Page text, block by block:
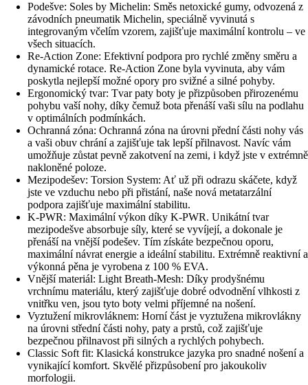
Podešve: Soles by Michelin: Směs netoxické gumy, odvozená z
závodních pneumatik Michelin, speciálně vyvinutá s
integrovaným včelím vzorem, zajišťuje maximální kontrolu – ve
všech situacích.
Re-Action Zone: Efektivní podpora pro rychlé změny směru a
dynamické rotace. Re-Action Zone byla vyvinuta, aby vám
poskytla nejlepší možné opory pro svižné a silné pohyby.
Ergonomický tvar: Tvar paty boty je přizpůsoben přirozenému
pohybu vaší nohy, díky čemuž bota přenáší vaši sílu na podlahu
v optimálních podmínkách.
Ochranná zóna: Ochranná zóna na úrovni přední části nohy vás
a vaši obuv chrání a zajišťuje tak lepší přilnavost. Navíc vám
umožňuje zůstat pevně zakotvení na zemi, i když jste v extrémně
nakloněné poloze.
Mezipodešev: Torsion System: Ať už při odrazu skáčete, když
jste ve vzduchu nebo při přistání, naše nová metatarzální
podpora zajišťuje maximální stabilitu.
K-PWR: Maximální výkon díky K-PWR. Unikátní tvar
mezipodešve absorbuje síly, které se vyvíjejí, a dokonale je
přenáší na vnější podešev. Tím získáte bezpečnou oporu,
maximální návrat energie a ideální stabilitu. Extrémně reaktivní a
výkonná pěna je vyrobena z 100 % EVA.
Vnější materiál: Light Breath-Mesh: Díky prodyšnému
vrchnímu materiálu, který zajišťuje dobré odvodnění vlhkosti z
vnitřku ven, jsou tyto boty velmi příjemné na nošení.
Vyztužení mikrovláknem: Horní část je vyztužena mikrovlákny
na úrovni střední části nohy, paty a prstů, což zajišťuje
bezpečnou přilnavost při silných a rychlých pohybech.
Classic Soft fit: Klasická konstrukce jazyka pro snadné nošení a
vynikající komfort. Skvělé přizpůsobení pro jakoukoliv
morfologii.